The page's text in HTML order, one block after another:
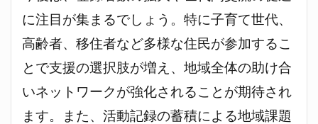
に注目が集まるでしょう。特に子育て世代、
高齢者、移住者など多様な住民が参加するこ
とで支援の選択肢が増え、地域全体の助け合
いネットワークが強化されることが期待され
ます。また、活動記録の蓄積による地域課題